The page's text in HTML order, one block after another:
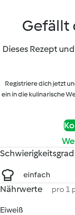
Gefällt
Dieses Rezept
Registriere dich jetzt
ein in die kulinarische
Schwierigkeitsgrad
einfach
Nährwerte pro 1
Eiweiß